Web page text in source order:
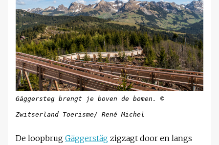
Gäggersteg brengt je boven de bomen. ©
Zwitserland Toerisme/ René Michel
De loopbrug Gäggerstäg zigzagt door en langs